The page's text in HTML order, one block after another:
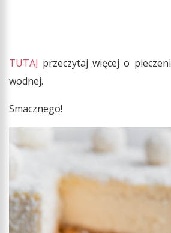
TUTAJ przeczytaj więcej o
wodnej.
Smacznego!